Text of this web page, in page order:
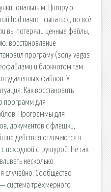
Цитирую
hdd начнет сыпаться, но всё
вы потеряли ценные файлы,
восстановление
програму (sony vegas
и блокнотом там.
удаленных файлов. У
Как восстановить
программ для
Программы для
документов с флешки,
действия отличаются в
исходной структурой. Не так
несколько
случайно. Cообщество
система трёхмерного